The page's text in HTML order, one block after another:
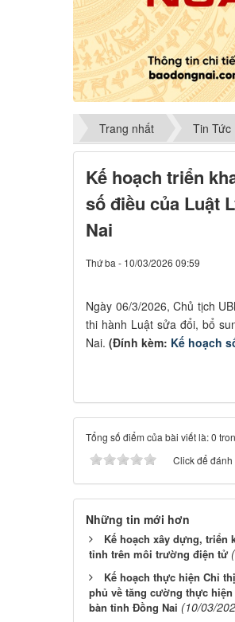
Trang nhất Tin Tức
Kế hoạch triển
số điều của Luật
Nai
Thứ ba - 10/03/2026 09:59
Ngày 06/3/2026, Chủ tịch
thi hành Luật sửa đổi, bổ
Nai. (Đính kèm: Kế hoạch
Tổng số điểm của bài viết là: 0
Click để
Những tin mới hơn
Kế hoạch xây dựng, triển
tỉnh trên môi trường điện tử
Kế hoạch thực hiện Chỉ
phủ về tăng cường thực
bàn tỉnh Đồng Nai (10/03/